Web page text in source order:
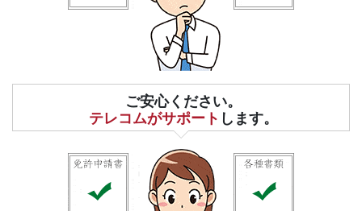
ご安心ください。
テレコムがサポート します。